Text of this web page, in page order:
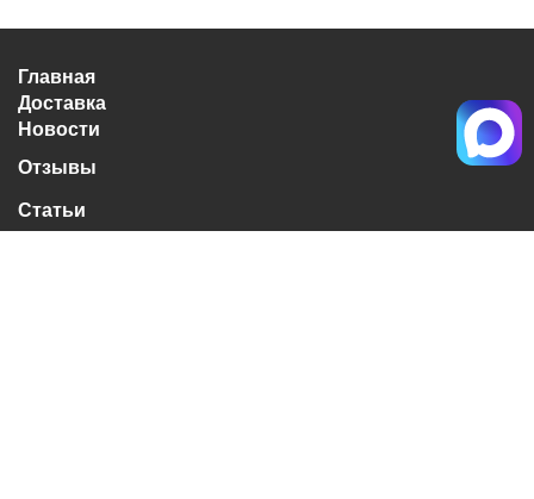
Главная
Доставка
Новости
Отзывы
Статьи